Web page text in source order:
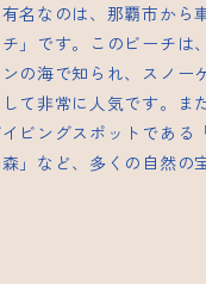
名なのは、那覇市から
」です。このビーチは
の海で知られ、スノー
て非常に人気です。ま
ビングスポットである
森」など、多くの自然の